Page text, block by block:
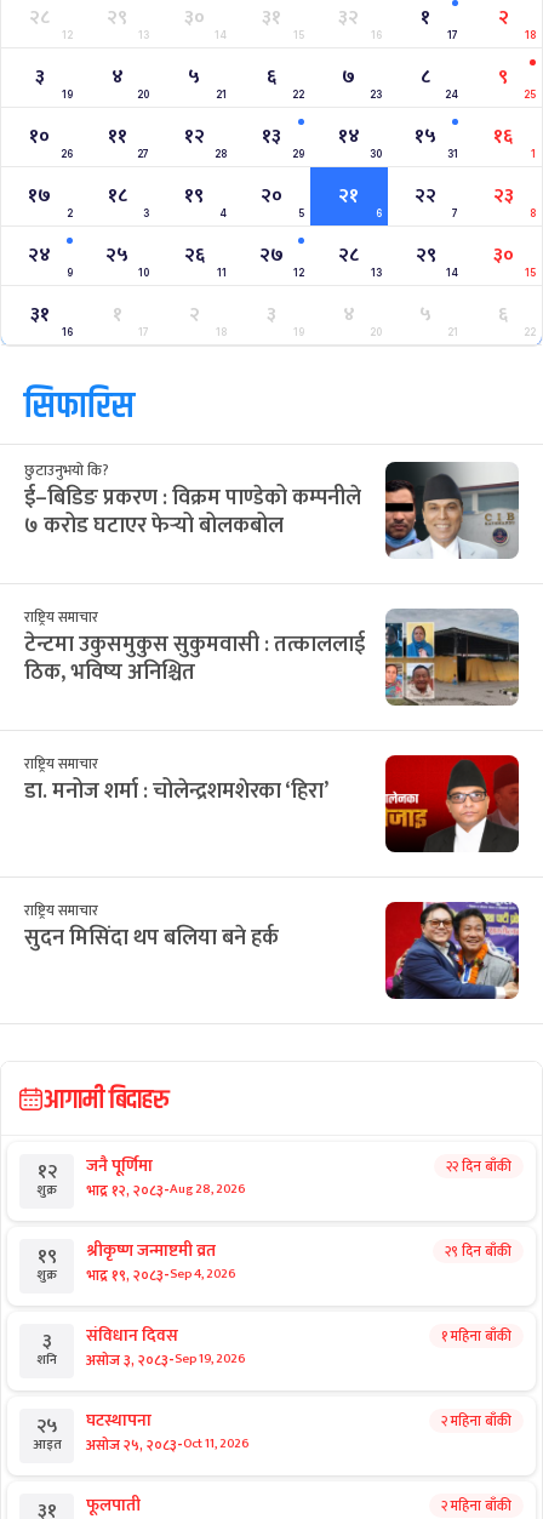
२८
12
२९
13
३०
14
३१
15
३२
16
१
17
२
18
३
19
४
20
५
21
६
22
७
23
८
24
९
25
१०
26
११
27
१२
28
१३
29
१४
30
१५
31
१६
1
१७
2
१८
3
१९
4
२०
5
२१
6
२२
7
२३
8
२४
9
२५
10
२६
11
२७
12
२८
13
२९
14
३०
15
३१
16
१
17
२
18
३
19
४
20
५
21
६
22
सिफारिस
छुटाउनुभयो कि?
ई–बिडिङ प्रकरण : विक्रम पाण्डेको कम्पनीले
७ करोड घटाएर फेर्‍यो बोलकबोल
राष्ट्रिय समाचार
टेन्टमा उकुसमुकुस सुकुमवासी : तत्काललाई
ठिक, भविष्य अनिश्चित
राष्ट्रिय समाचार
डा. मनोज शर्मा : चोलेन्द्रशमशेरका ‘हिरा’
राष्ट्रिय समाचार
सुदन मिसिंदा थप बलिया बने हर्क
आगामी बिदाहरु
१२
शुक्र
जनै पूर्णिमा
भाद्र १२, २०८३-Aug 28, 2026
२२ दिन बाँकी
१९
शुक्र
श्रीकृष्ण जन्माष्टमी व्रत
भाद्र १९, २०८३-Sep 4, 2026
२९ दिन बाँकी
३
शनि
संविधान दिवस
असोज ३, २०८३-Sep 19, 2026
१ महिना बाँकी
२५
आइत
घटस्थापना
असोज २५, २०८३-Oct 11, 2026
२ महिना बाँकी
३१ फूलपाती २ महिना बाँकी